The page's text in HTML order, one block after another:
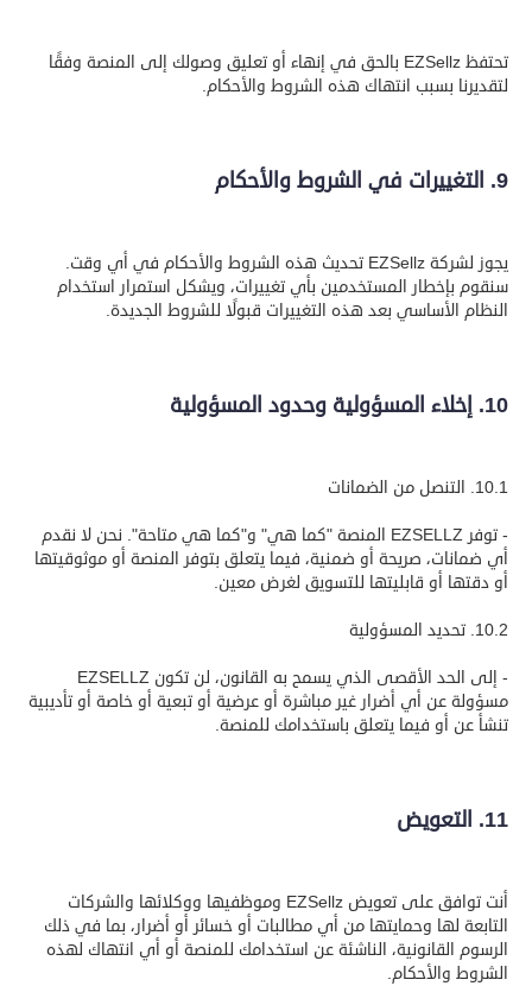
تحتفظ EZSellz بالحق في إنهاء أو تعليق وصولك إلى المنصة وفقًا
لتقديرنا بسبب انتهاك هذه الشروط والأحكام.
9. التغييرات في الشروط والأحكام
يجوز لشركة EZSellz تحديث هذه الشروط والأحكام في أي وقت.
سنقوم بإخطار المستخدمين بأي تغييرات، ويشكل استمرار استخدام
النظام الأساسي بعد هذه التغييرات قبولًا للشروط الجديدة.
10. إخلاء المسؤولية وحدود المسؤولية
10.1. التنصل من الضمانات
- توفر EZSELLZ المنصة "كما هي" و"كما هي متاحة". نحن لا نقدم
أي ضمانات، صريحة أو ضمنية، فيما يتعلق بتوفر المنصة أو موثوقيتها
أو دقتها أو قابليتها للتسويق لغرض معين.
10.2. تحديد المسؤولية
- إلى الحد الأقصى الذي يسمح به القانون، لن تكون EZSELLZ
مسؤولة عن أي أضرار غير مباشرة أو عرضية أو تبعية أو خاصة أو تأديبية
تنشأ عن أو فيما يتعلق باستخدامك للمنصة.
11. التعويض
أنت توافق على تعويض EZSellz وموظفيها ووكلائها والشركات
التابعة لها وحمايتها من أي مطالبات أو خسائر أو أضرار، بما في ذلك
الرسوم القانونية، الناشئة عن استخدامك للمنصة أو أي انتهاك لهذه
الشروط والأحكام.